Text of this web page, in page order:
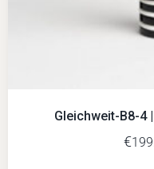
Gleichweit-B8-4
€